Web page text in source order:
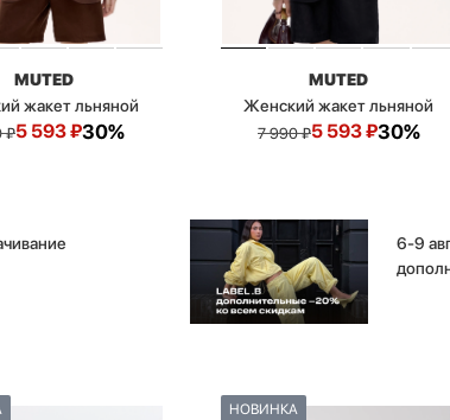
MUTED
жакет льняной
₽5 593₽30%
MUTED
Женский жакет льняной
7 990₽5 593₽30%
6-9
НОВИНКА